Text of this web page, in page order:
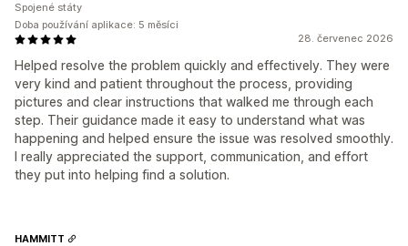
28. červenec 2026
Helped resolve the problem quickly and effectively. They were
very kind and patient throughout the process, providing
pictures and clear instructions that walked me through each
step. Their guidance made it easy to understand what was
happening and helped ensure the issue was resolved smoothly.
I really appreciated the support, communication, and effort
they put into helping find a solution.
Spojené státy
Doba používání aplikace: 5 měsíci
HAMMITT